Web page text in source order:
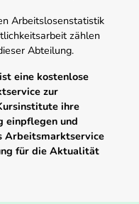
Arbeitslosenstatistik
zählen
Abteilung.
eine kostenlose
zur
ihre
einpflegen und
Arbeitsmarktservice
für die Aktualität